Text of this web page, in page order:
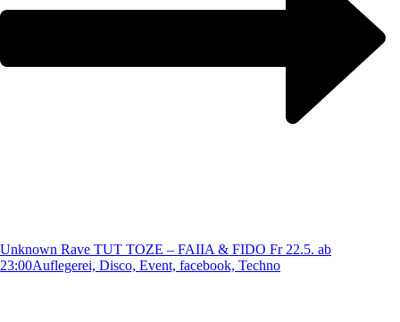
Unknown Rave TUT TOZE – FAIIA & FIDO Fr 22.5. ab
23:00Auflegerei, Disco, Event, facebook, Techno